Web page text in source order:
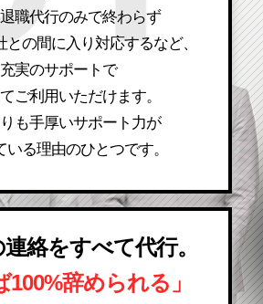
職代行のみで終わらず
との間に入り対応するなど、
充実のサポートで
ご利用いただけます。
も手厚いサポート力が
いる理由のひとつです。
絡をすべて代行。
100%辞められる」